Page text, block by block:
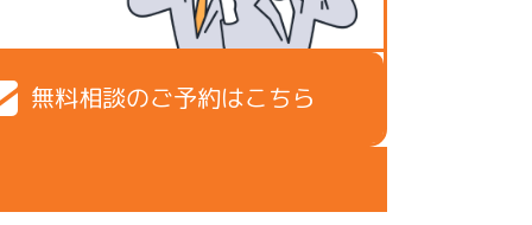
無料相談のご予約はこちら